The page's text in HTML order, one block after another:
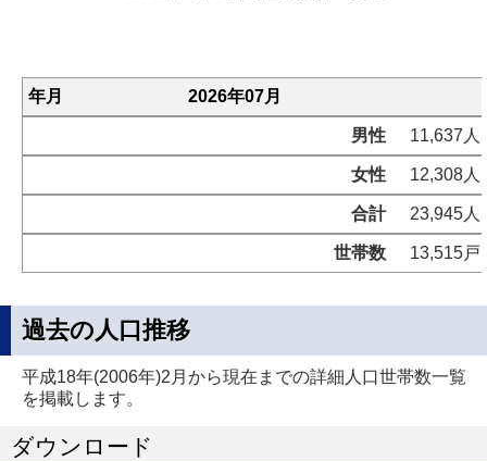
年月 2026年07月
男性 11,637人
女性 12,308人
合計 23,945人
世帯数 13,515戸
過去の人口推移
平成18年(2006年)2月から現在までの詳細人口世帯数一覧
を掲載します。
ダウンロード